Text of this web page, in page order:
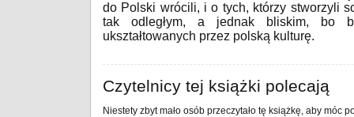
do Polski wrócili, i o tych, którzy stworzyli
tak odległym, a jednak bliskim, bo
ukształtowanych przez polską kulturę.
Czytelnicy tej książki polecają
Niestety zbyt mało osób przeczytało tę książkę, aby móc